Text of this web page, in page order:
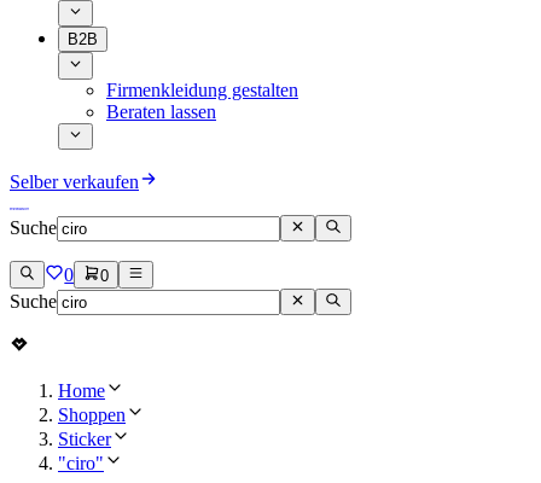
B2B
Firmenkleidung gestalten
Beraten lassen
Selber verkaufen
Suche
0 0
Suche
Home
Shoppen
Sticker
"ciro"